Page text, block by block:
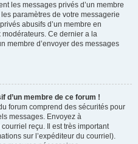
les messages privés d’un membre
paramètres de votre messagerie
abusifs d’un membre en
Ce dernier a la
membre d’envoyer des messages
d’un membre de ce forum !
forum comprend des sécurités pour
messages. Envoyez à
reçu. Il est très important
sur l’expéditeur du courriel).